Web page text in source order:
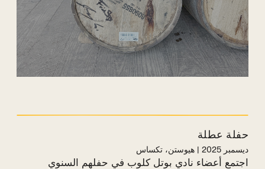
حفلة عطلة
ديسمبر 2025 | هيوستن، تكساس
اجتمع أعضاء نادي بوتل كلوب في حفلهم السنوي